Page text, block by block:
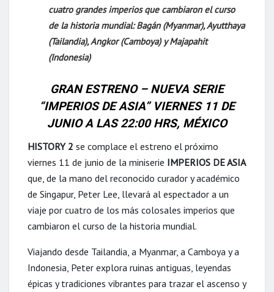
cuatro grandes imperios que cambiaron el curso
de la historia mundial: Bagán (Myanmar), Ayutthaya
(Tailandia), Angkor (Camboya) y Majapahit
(Indonesia)
GRAN ESTRENO – NUEVA SERIE
“IMPERIOS DE ASIA” VIERNES 11 DE
JUNIO A LAS 22:00 HRS, MÉXICO
HISTORY 2 se complace el estreno el próximo
viernes 11 de junio de la miniserie IMPERIOS DE ASIA
que, de la mano del reconocido curador y académico
de Singapur, Peter Lee, llevará al espectador a un
viaje por cuatro de los más colosales imperios que
cambiaron el curso de la historia mundial.
Viajando desde Tailandia, a Myanmar, a Camboya y a
Indonesia, Peter explora ruinas antiguas, leyendas
épicas y tradiciones vibrantes para trazar el ascenso y